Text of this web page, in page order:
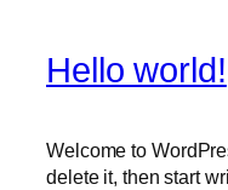
Hello world!
Welcome to
delete it, then start